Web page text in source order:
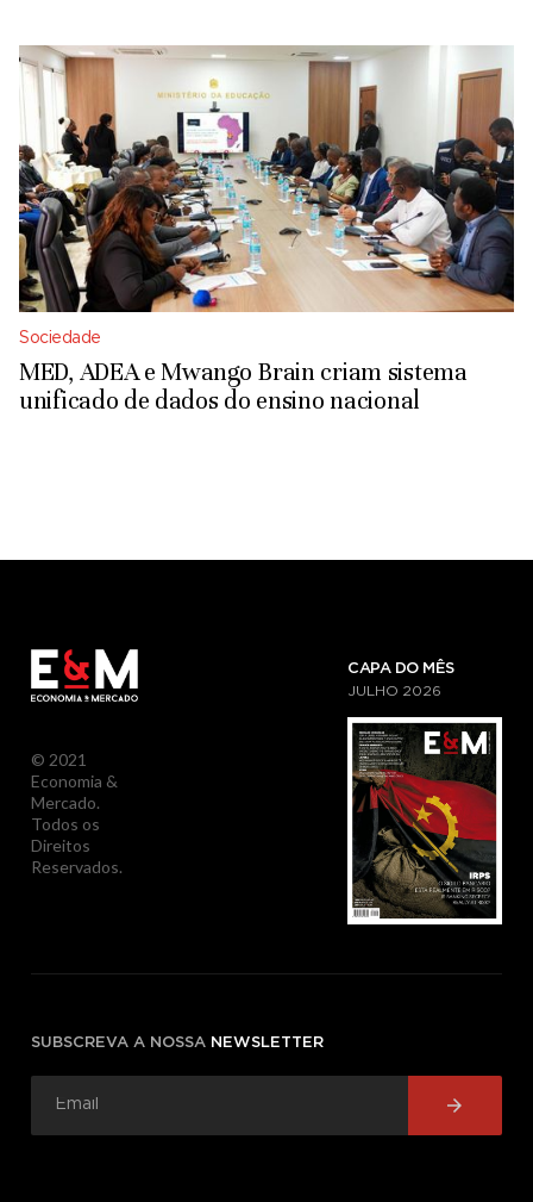
Sociedade
MED, ADEA e Mwango Brain criam sistema
unificado de dados do ensino nacional
© 2021
Economia &
Mercado.
Todos os
Direitos
Reservados.
CAPA DO MÊS
JULHO 2026
SUBSCREVA A NOSSA NEWSLETTER